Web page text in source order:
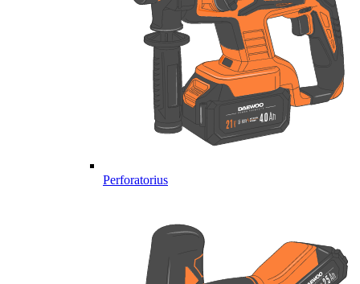
Perforatorius